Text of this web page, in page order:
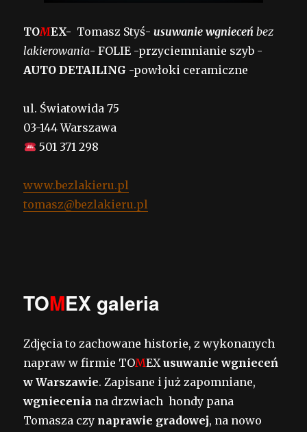
TOMEX- Tomasz Styś-usuwanie wgnieceń bez
lakierowania- FOLIE -przyciemnianie szyb -
AUTO DETAILING -powłoki ceramiczne
ul. Światowida 75
03-144 Warszawa
501 371 298
www.bezlakieru.pl
tomasz@bezlakieru.pl
TOMEX galeria
Zdjęcia to zachowane historie, z wykonanych
napraw w firmie TOMEXusuwanie wgnieceń
w Warszawie. Zapisane i już zapomniane,
wgniecenia na drzwiach hondy pana
Tomasza czy naprawie gradowej, na nowo